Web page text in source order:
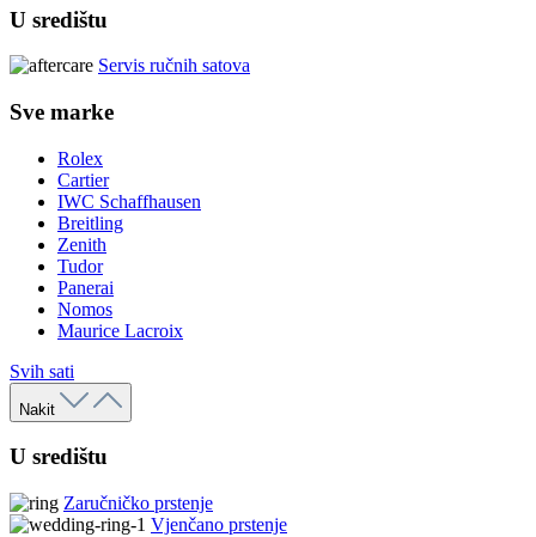
U središtu
Servis ručnih satova
Sve marke
Rolex
Cartier
IWC Schaffhausen
Breitling
Zenith
Tudor
Panerai
Nomos
Maurice Lacroix
Svih sati
Nakit
U središtu
Zaručničko prstenje
Vjenčano prstenje